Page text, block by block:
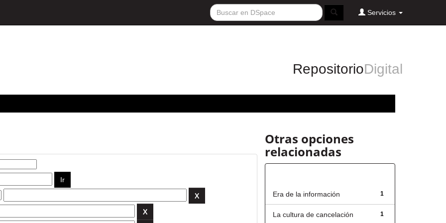
Servicios
RepositorioDigital
Otras opciones
relacionadas
1
Era de la información
1
La cultura de cancelación